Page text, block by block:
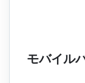
モバイル